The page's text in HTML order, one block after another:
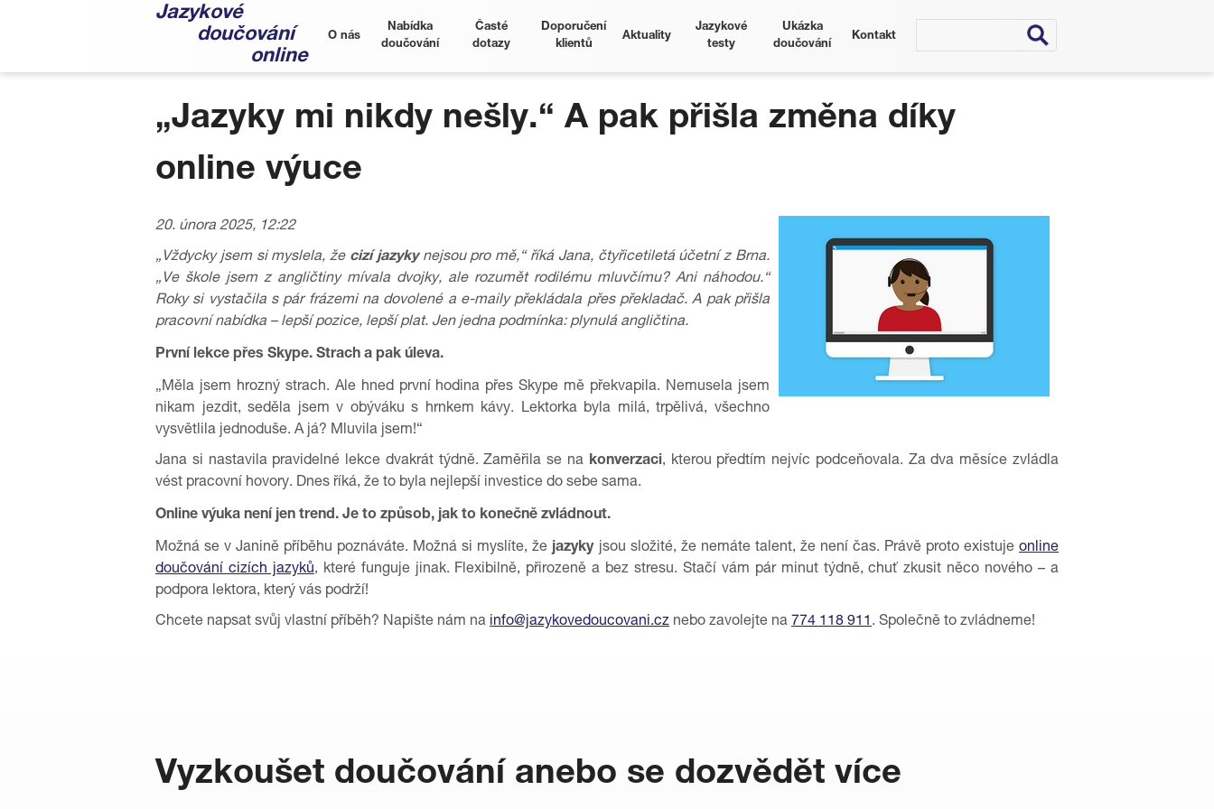
Jazykové
doučování
online
O nás
Nabídka
doučování
Časté
dotazy
Doporučení
klientů
Aktuality
Jazykové
testy
Ukázka
doučování
Kontakt
„Jazyky mi nikdy nešly.“ A pak přišla změna díky
online výuce
20. února 2025, 12:22
„Vždycky jsem si myslela, že cizí jazykynejsou pro mě,“ říká Jana, čtyřicetiletá účetní z Brna.
„Ve škole jsem z angličtiny mívala dvojky, ale rozumět rodilému mluvčímu? Ani náhodou.“
Roky si vystačila s pár frázemi na dovolené a e-maily překládala přes překladač. A pak přišla
pracovní nabídka – lepší pozice, lepší plat. Jen jedna podmínka: plynulá angličtina.
První lekce přes Skype. Strach a pak úleva.
„Měla jsem hrozný strach. Ale hned první hodina přes Skype mě překvapila. Nemusela jsem
nikam jezdit, seděla jsem v obýváku s hrnkem kávy. Lektorka byla milá, trpělivá, všechno
vysvětlila jednoduše. A já? Mluvila jsem!“
Jana si nastavila pravidelné lekce dvakrát týdně. Zaměřila se na konverzaci, kterou předtím nejvíc podceňovala. Za dva měsíce zvládla
vést pracovní hovory. Dnes říká, že to byla nejlepší investice do sebe sama.
Online výuka není jen trend. Je to způsob, jak to konečně zvládnout.
Možná se v Janině příběhu poznáváte. Možná si myslíte, že jazykyjsou složité, že nemáte talent, že není čas. Právě proto existujeonline
doučování cizích jazyků, které funguje jinak. Flexibilně, přirozeně a bez stresu. Stačí vám pár minut týdně, chuť zkusit něco nového – a
podpora lektora, který vás podrží!
Chcete napsat svůj vlastní příběh? Napište nám na info@jazykovedoucovani.cz nebo zavolejte na 774 118 911 . Společně to zvládneme!
Vyzkoušet doučování anebo se dozvědět více